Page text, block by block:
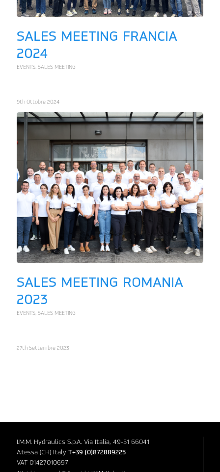
SALES MEETING FRANCIA
2024
EVENTS, SALES MEETING
9th Ottobre 2024
SALES MEETING ROMANIA
2023
EVENTS, SALES MEETING
27th Settembre 2023
I.M.M. Hydraulics S.p.A. Via Italia, 49-51 66041
Atessa (CH) Italy T+39 (0)872889225
VAT 01427010697